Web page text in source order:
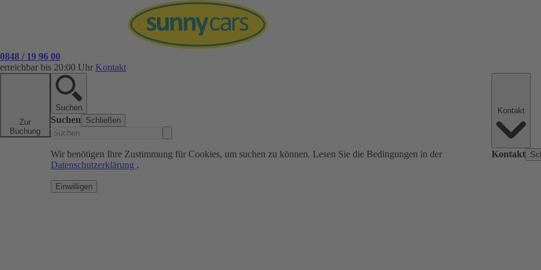
0848 / 19 96 00
erreichbar bis 20:00 Uhr Kontakt
Zur
Buchung
Suchen
Suchen Schließen
Wir benötigen Ihre Zustimmung für Cookies, um suchen zu können. Lesen Sie die Bedingungen in der
Datenschutzerklärung .
Einwilligen
Kontakt